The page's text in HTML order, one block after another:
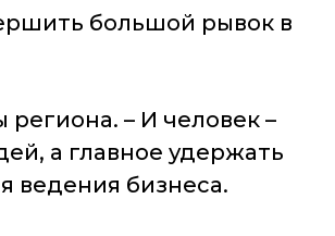
большой рывок в
– И человек –
а главное удержать
ведения бизнеса.